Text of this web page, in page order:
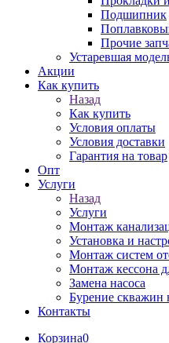
Подшипник
Прочие
Устаревшая
Акции
Как купить
Назад
Как купить
Условия оплаты
Условия доставки
Гарантия на товар
Опт
Услуги
Назад
Услуги
Монтаж
Установка и
Монтаж систем
Монтаж кессона
Замена насоса
Бурение скважин
Контакты
Корзина0